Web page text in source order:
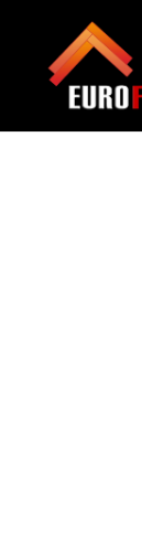
contenido